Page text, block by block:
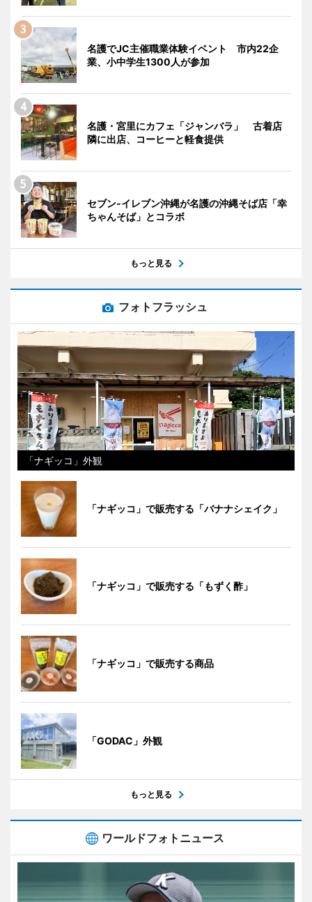
名護でJC主催職業体験イベント 市内22企
業、小中学生1300人が参加
名護・宮里にカフェ「ジャンバラ」 古着店
隣に出店、コーヒーと軽食提供
セブン‐イレブン沖縄が名護の沖縄そば店「幸
ちゃんそば」とコラボ
もっと見る
フォトフラッシュ
「ナギッコ」外観
「ナギッコ」で販売する「バナナシェイク」
「ナギッコ」で販売する「もずく酢」
「ナギッコ」で販売する商品
「GODAC」外観
もっと見る
ワールドフォトニュース